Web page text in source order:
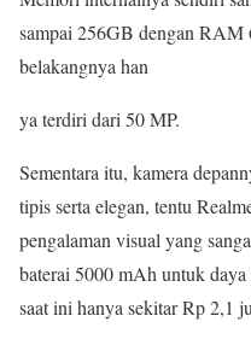
sampai 256GB dengan RAM
belakangnya han
ya terdiri dari 50 MP.
Sementara itu, kamera
tipis serta elegan, tentu
pengalaman visual yang
baterai 5000 mAh untuk
saat ini hanya sekitar Rp 2,1